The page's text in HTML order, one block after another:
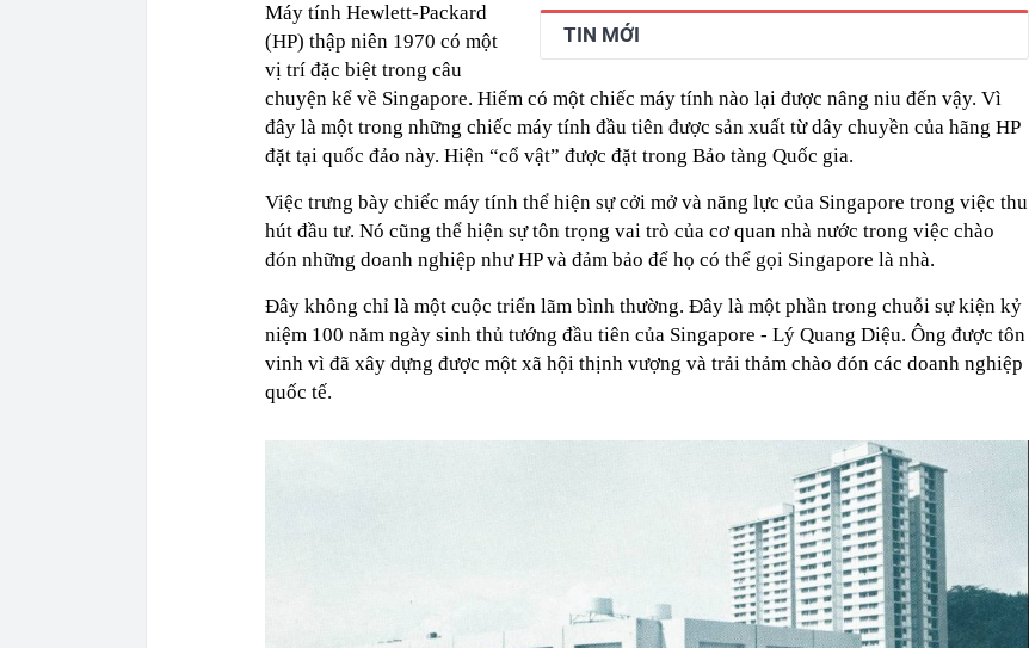
TIN MỚI
Máy tính Hewlett-Packard
(HP) thập niên 1970 có một
vị trí đặc biệt trong câu
chuyện kể về Singapore. Hiếm có một chiếc máy tính nào lại được nâng niu đến vậy. Vì
đây là một trong những chiếc máy tính đầu tiên được sản xuất từ dây chuyền của hãng HP
đặt tại quốc đảo này. Hiện “cổ vật” được đặt trong Bảo tàng Quốc gia.
Việc trưng bày chiếc máy tính thể hiện sự cởi mở và năng lực của Singapore trong việc thu
hút đầu tư. Nó cũng thể hiện sự tôn trọng vai trò của cơ quan nhà nước trong việc chào
đón những doanh nghiệp như HP và đảm bảo để họ có thể gọi Singapore là nhà.
Đây không chỉ là một cuộc triển lãm bình thường. Đây là một phần trong chuỗi sự kiện kỷ
niệm 100 năm ngày sinh thủ tướng đầu tiên của Singapore - Lý Quang Diệu. Ông được tôn
vinh vì đã xây dựng được một xã hội thịnh vượng và trải thảm chào đón các doanh nghiệp
quốc tế.